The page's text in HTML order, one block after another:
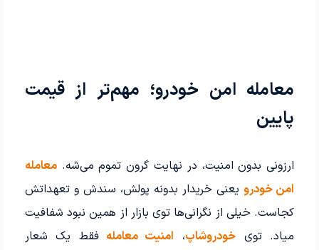
معامله امن خودرو؛ مهم‌تر از قیمت
پایین
ارزونی بدون امنیت، در نهایت گرون تموم می‌شه.معامله
امن خودرو یعنی خریدار بدونه پولش، سندش و تعهداتش
کجاست. خیلی از نگرانی‌ها توی بازار از همین نبود شفافیت
میاد. تویخودروشاپ، امنیت معامله فقط یک شعار